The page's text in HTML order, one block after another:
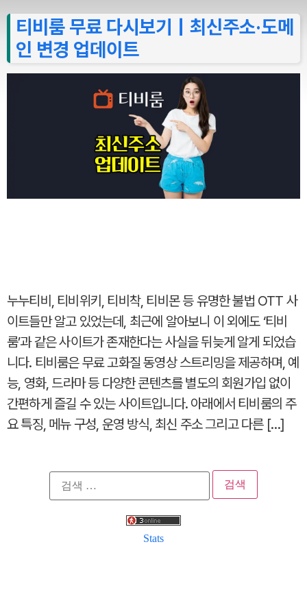
티비룸 무료 다시보기｜최신주소·도메
인 변경 업데이트
누누티비, 티비위키, 티비착, 티비몬 등 유명한 불법 OTT 사
이트들만 알고 있었는데, 최근에 알아보니 이 외에도 ‘티비
룸’과 같은 사이트가 존재한다는 사실을 뒤늦게 알게 되었습
니다. 티비룸은 무료 고화질 동영상 스트리밍을 제공하며, 예
능, 영화, 드라마 등 다양한 콘텐츠를 별도의 회원가입 없이
간편하게 즐길 수 있는 사이트입니다. 아래에서 티비룸의 주
요 특징, 메뉴 구성, 운영 방식, 최신 주소 그리고 다른 […]
검
색:
Stats